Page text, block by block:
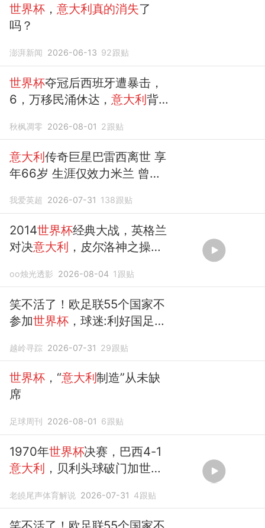
世界杯 ， 意大利真的消失了
吗？
澎湃新闻 2026-06-13 92跟贴
世界杯夺冠后西班牙遭暴击，
6，万移民涌休达，意大利背
秋枫凋零 2026-08-01 2跟贴
意大利传奇巨星巴雷西离世 享
年66岁 生涯仅效力米兰 曾夺
我爱英超 2026-07-31 138跟贴
2014世界杯经典大战，英格兰
对决意大利 ，皮尔洛神之操
oo烛光透影 2026-08-04 1 跟贴
笑不活了！欧足联55个国家不
参加世界杯，球迷:利好国足和
越岭寻踪 2026-07-31 29跟贴
世界杯 ，“意大利制造”从未缺
席
足球周刊 2026-08-01 6跟贴
1970年世界杯决赛，巴西4-1
意大利 ，贝利头球破门加世纪
老皢尾声体育解说 2026-07-31 4跟贴